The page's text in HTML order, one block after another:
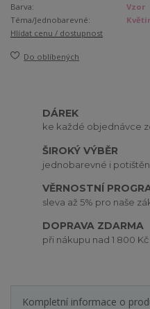
Barva:
Vzor
Téma/Jednobarevné:
Hlídat cenu / dostupnost
Do oblíbených
DÁREK
ke každé objednávce
ŠIROKÝ VÝBĚR
jednobarevné i
VĚRNOSTNÍ
sleva až 5% pro naše
DOPRAVA ZDARMA
při nákupu nad 1 800 Kč
Kompletní informace o